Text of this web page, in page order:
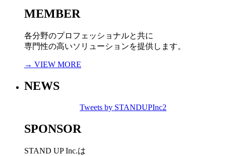
MEMBER
各分野のプロフェッショナルと共に
専門性の高いソリューションを提供します。
→ VIEW MORE
NEWS
Tweets by STANDUPInc2
SPONSOR
STAND UP Inc.は